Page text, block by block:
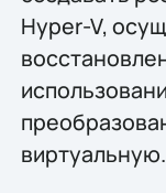
Hyper-V,
виртуальную.